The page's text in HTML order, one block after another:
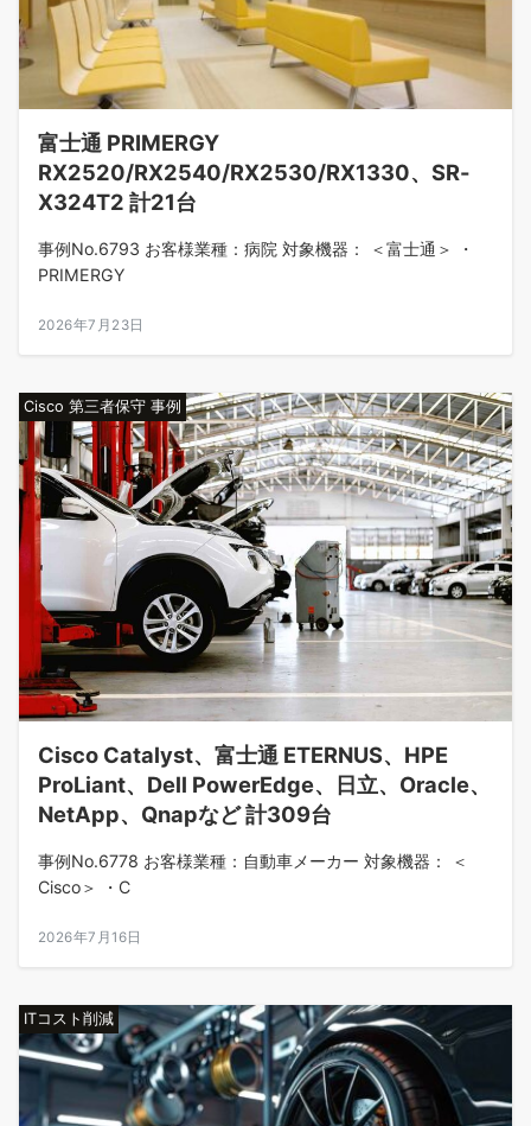
富士通 PRIMERGY
RX2520/RX2540/RX2530/RX1330、SR-
X324T2 計21台
事例No.6793 お客様業種：病院 対象機器： ＜富士通＞ ・
PRIMERGY
2026年7月23日
Cisco 第三者保守 事例
Cisco Catalyst、富士通 ETERNUS、HPE
ProLiant、Dell PowerEdge、日立、Oracle、
NetApp、Qnapなど 計309台
事例No.6778 お客様業種：自動車メーカー 対象機器： ＜
Cisco＞ ・C
2026年7月16日
ITコスト削減